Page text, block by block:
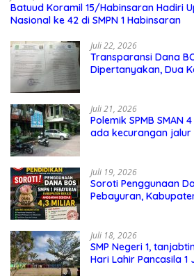
Batuud Koramil 15/Habinsaran Hadiri
Nasional ke 42 di SMPN 1 Habinsaran
Juli 22, 2026
Transparansi Dana
Dipertanyakan, Dua
Juli 21, 2026
Polemik SPMB SMAN
ada kecurangan jalur
Juli 19, 2026
Soroti Penggunaan
Pebayuran,
Juli 18, 2026
SMP Negeri 1,
Hari Lahir Pancasila 1